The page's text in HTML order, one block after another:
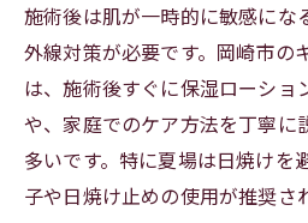
施術後は肌が一時的に敏感にな
外線対策が必要です。岡崎市の
は、施術後すぐに保湿ローショ
や、家庭でのケア方法を丁寧に
多いです。特に夏場は日焼けを
子や日焼け止めの使用が推奨さ